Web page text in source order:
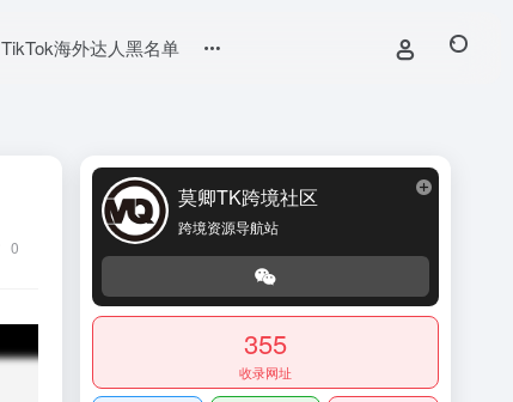
TikTok海外达人黑名单
0
莫卿TK跨境社区
跨境资源导航站
355
收录网址